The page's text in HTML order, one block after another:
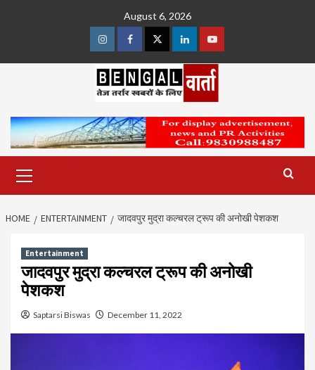
August 6, 2026
InstagramFacebookTwitterLinkedinYoutube
Menu
HOME ENTERTAINMENT जादवपुर मुद्रा कल्चरल ट्रूप की अनोखी पेशकश
Entertainment
जादवपुर मुद्रा कल्चरल ट्रूप की अनोखी
पेशकश
Saptarsi Biswas December 11, 2022